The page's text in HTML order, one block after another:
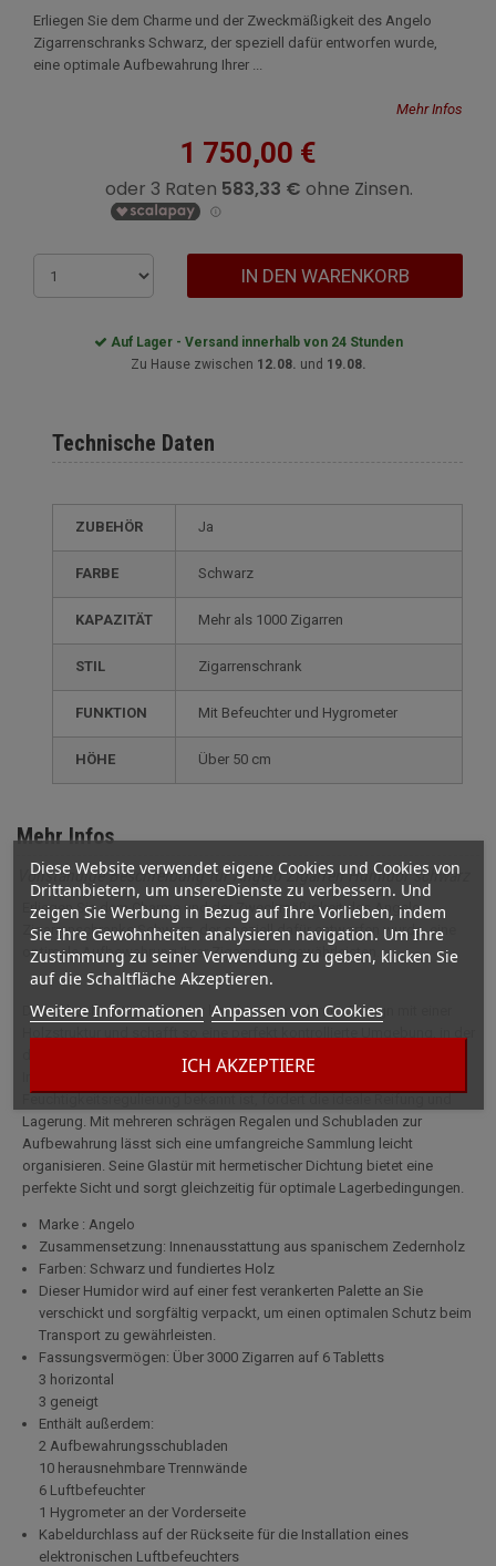
Diese Website verwendet eigene Cookies und Cookies von
Drittanbietern, um unsereDienste zu verbessern. Und
zeigen Sie Werbung in Bezug auf Ihre Vorlieben, indem
Sie Ihre Gewohnheiten analysieren navigation. Um Ihre
Zustimmung zu seiner Verwendung zu geben, klicken Sie
auf die Schaltfläche Akzeptieren.
Weitere Informationen Anpassen von Cookies
ICH AKZEPTIERE
Erliegen Sie dem Charme und der Zweckmäßigkeit des Angelo
Zigarrenschranks Schwarz, der speziell dafür entworfen wurde,
eine optimale Aufbewahrung Ihrer ...
Mehr Infos
1 750,00 €
IN DEN WARENKORB
Auf Lager - Versand innerhalb von 24 Stunden
Zu Hause zwischen 12.08. und 19.08.
Technische Daten
ZUBEHÖR Ja
FARBE Schwarz
KAPAZITÄT mehr als 1000 Zigarren
STIL zigarrenschrank
FUNKTION mit Befeuchter und Hygrometer
HÖHE über 50 cm
Mehr Infos
Vollständige Beschreibung für Angelo Zigarren Humidor schwarz
Erliegen Sie dem Charme und der Zweckmäßigkeit des Angelo
Zigarrenschranks Schwarz, der speziell dafür entworfen wurde, eine
optimale Aufbewahrung Ihrer Zigarren zu gewährleisten.
Dieser hochwertige Humidor kombiniert modernes Design mit einer
die Zigarren frisch, aromatisch und qualitativ hochwertig bleiben. Sein
Innenleben aus spanischem Zedernholz, das für seine Fähigkeit zur
Lagerung. Mit mehreren schrägen Regalen und Schubladen zur
Aufbewahrung lässt sich eine umfangreiche Sammlung leicht
organisieren. Seine Glastür mit hermetischer Dichtung bietet eine
perfekte Sicht und sorgt gleichzeitig für optimale Lagerbedingungen.
Marke : Angelo
Zusammensetzung: Innenausstattung aus spanischem Zedernholz
Farben: Schwarz und fundiertes Holz
Dieser Humidor wird auf einer fest verankerten Palette an Sie
verschickt und sorgfältig verpackt, um einen optimalen Schutz beim
Transport zu gewährleisten.
Fassungsvermögen: Über 3000 Zigarren auf 6 Tabletts
3 horizontal
3 geneigt
Enthält außerdem:
2 Aufbewahrungsschubladen
10 herausnehmbare Trennwände
6 Luftbefeuchter
1 Hygrometer an der Vorderseite
Kabeldurchlass auf der Rückseite für die Installation eines
elektronischen Luftbefeuchters